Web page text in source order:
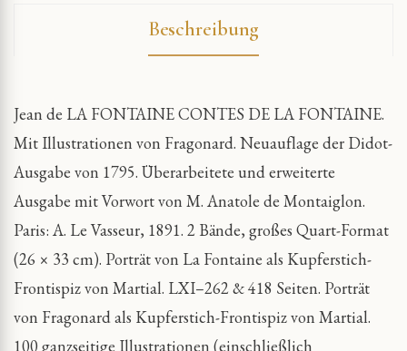
Beschreibung
Jean de LA FONTAINE CONTES DE LA FONTAINE.
Mit Illustrationen von Fragonard. Neuauflage der Didot-
Ausgabe von 1795. Überarbeitete und erweiterte
Ausgabe mit Vorwort von M. Anatole de Montaiglon.
Paris: A. Le Vasseur, 1891. 2 Bände, großes Quart-Format
(26 × 33 cm). Porträt von La Fontaine als Kupferstich-
Frontispiz von Martial. LXI–262 & 418 Seiten. Porträt
von Fragonard als Kupferstich-Frontispiz von Martial.
100 ganzseitige Illustrationen (einschließlich